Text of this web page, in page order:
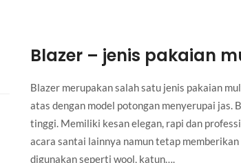
The life is not like
Something I can’t
myself!
Blazer – jenis pakaian
Blazer merupakan salah satu jenis pakaian
atas dengan model potongan menyerupai
tinggi. Memiliki kesan elegan, rapi dan
acara santai lainnya namun tetap
digunakan seperti wool, katun….